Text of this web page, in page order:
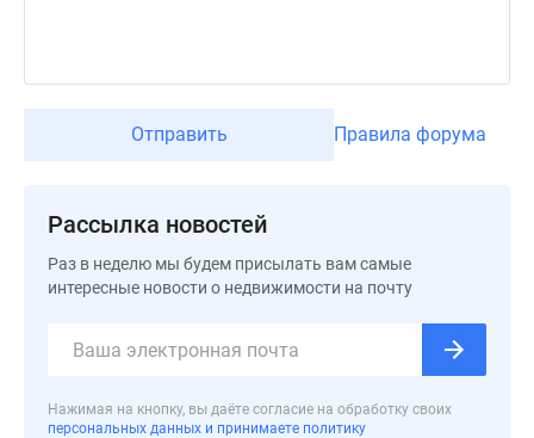
дома
Новостройки
класса
Отправить Правила форума
Рассылка новостей
Раз в неделю мы будем присылать вам самые
интересные новости о недвижимости на почту
Нажимая на кнопку, вы даёте согласие на обработку своих
персональных данных и принимаете политику